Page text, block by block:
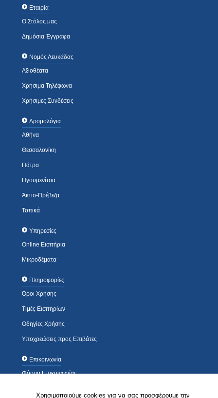
Εταιρία
Ο Στόλος μας
Δημόσια Έγγραφα
Νομός Λευκάδας
Αξιοθέατα
Χρήσιμα Τηλέφωνα
Χρήσιμες Συνδέσεις
Δρομολόγια
Αθήνα
Θεσσαλονίκη
Πάτρα
Ηγουμενίτσα
Άκτιο-Πρέβεζα
Τοπικά
Υπηρεσίες
Online Εισιτήρια
Μικροδέματα
Πληροφορίες
Όροι Χρήσης
Τιμές Εισιτηρίων
Οδηγίες Χρήσης
Υποχρεώσεις προς Επιβάτες
Επικοινωνία
Φόρμα Επικοινωνίας
Χρησιμοποιούμε cookies για να σας προσφέρουμε την